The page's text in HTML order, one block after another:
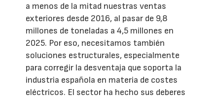
a menos de la mitad nuestras ventas
exteriores desde 2016, al pasar de 9,8
millones de toneladas a 4,5 millones en
2025. Por eso, necesitamos también
soluciones estructurales, especialmente
para corregir la desventaja que soporta la
industria española en materia de costes
eléctricos. El sector ha hecho sus deberes